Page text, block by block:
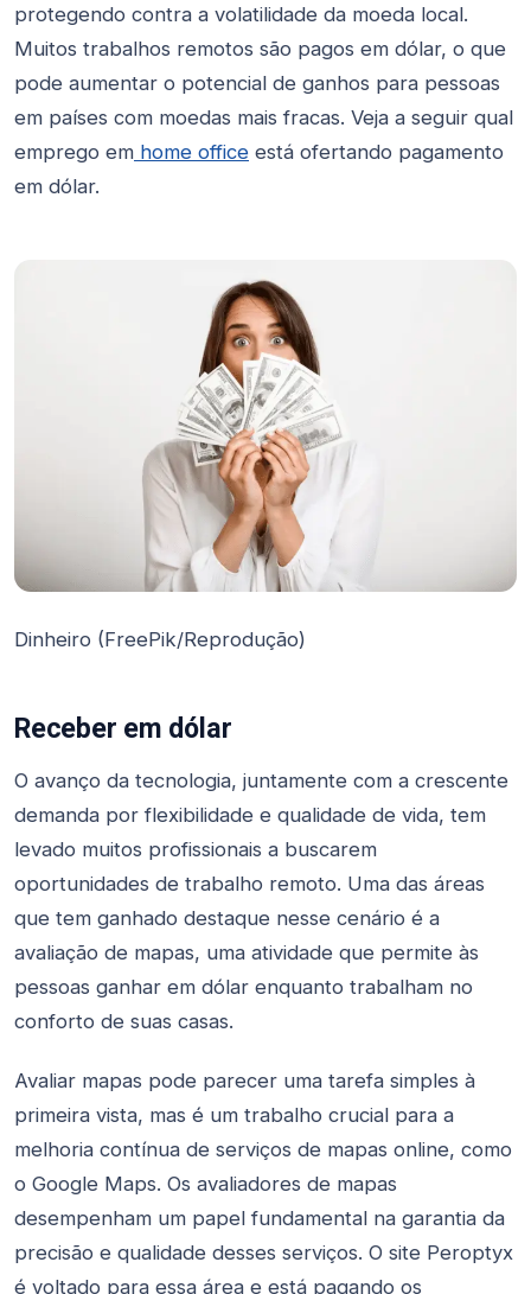
protegendo contra a volatilidade da moeda local.
Muitos trabalhos remotos são pagos em dólar, o que
pode aumentar o potencial de ganhos para pessoas
em países com moedas mais fracas. Veja a seguir qual
emprego em home office está ofertando pagamento
em dólar.
Dinheiro (FreePik/Reprodução)
Receber em dólar
O avanço da tecnologia, juntamente com a crescente
demanda por flexibilidade e qualidade de vida, tem
levado muitos profissionais a buscarem
oportunidades de trabalho remoto. Uma das áreas
que tem ganhado destaque nesse cenário é a
avaliação de mapas, uma atividade que permite às
pessoas ganhar em dólar enquanto trabalham no
conforto de suas casas.
Avaliar mapas pode parecer uma tarefa simples à
primeira vista, mas é um trabalho crucial para a
melhoria contínua de serviços de mapas online, como
o Google Maps. Os avaliadores de mapas
desempenham um papel fundamental na garantia da
precisão e qualidade desses serviços. O site Peroptyx
é voltado para essa área e está pagando os